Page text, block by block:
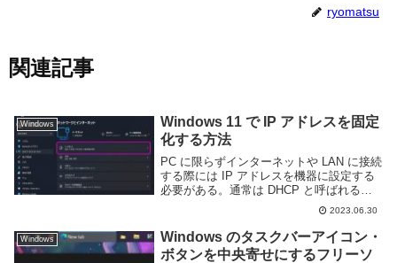
ryomatsu
関連記事
Windows
Windows 11 で IP アドレスを固定
化する方法
PC に限らずインターネットや LAN に接続
する際には IP アドレスを機器に設定する
必要がある。通常は DHCP と呼ばれる仕
組みにより自動的に割り振られるため、
我々ユーザーが何か設定する必要は無い。
しかし、PC をサーバーとして利用し...
2023.06.30
Windows
Windows のタスクバーアイコン・
ボタンを中央寄せにするフリーソ